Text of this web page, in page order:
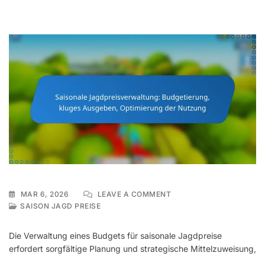
MAR 6, 2026 LEAVE A COMMENTON
KLUGES
AUSGEBEN,
SAISON JAGD PREISE
Die Verwaltung eines Budgets für saisonale Jagdpreise
erfordert sorgfältige Planung und strategische Mittelzuweisung,